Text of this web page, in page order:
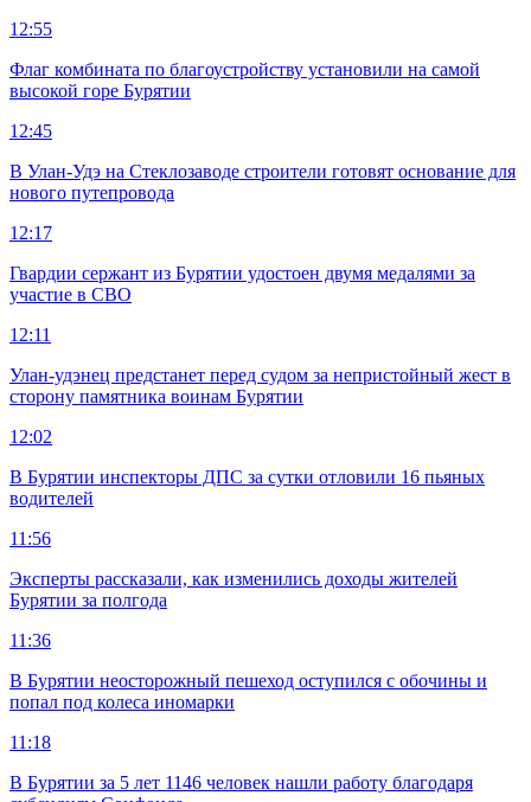
12:55
Флаг комбината по благоустройству установили на самой
высокой горе Бурятии
12:45
В Улан-Удэ на Стеклозаводе строители готовят основание для
нового путепровода
12:17
Гвардии сержант из Бурятии удостоен двумя медалями за
участие в СВО
12:11
Улан-удэнец предстанет перед судом за непристойный жест в
сторону памятника воинам Бурятии
12:02
В Бурятии инспекторы ДПС за сутки отловили 16 пьяных
водителей
11:56
Эксперты рассказали, как изменились доходы жителей
Бурятии за полгода
11:36
В Бурятии неосторожный пешеход оступился с обочины и
попал под колеса иномарки
11:18
В Бурятии за 5 лет 1146 человек нашли работу благодаря